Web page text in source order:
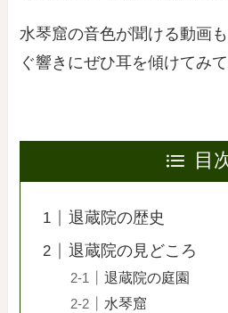
水琴窟の音色が聞ける動画
ぐ響きにぜひ耳を傾けてみて
目
退蔵院の歴史
退蔵院の見どころ
退蔵院の庭園
水琴窟